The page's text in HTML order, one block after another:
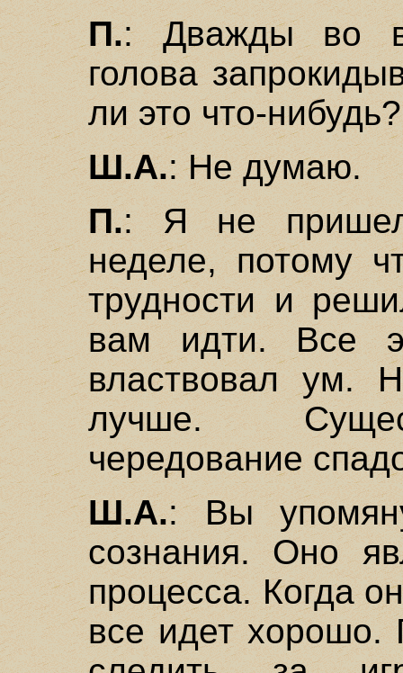
П.: Дважды во
голова
ли это что-нибудь?
Ш.А.: Не думаю.
П.: Я не
неделе, потому
трудности и
вам идти. Все
властвовал ум.
лучше.
чередование
Ш.А.: Вы
сознания. Оно
процесса. Когда
все идет хорошо.